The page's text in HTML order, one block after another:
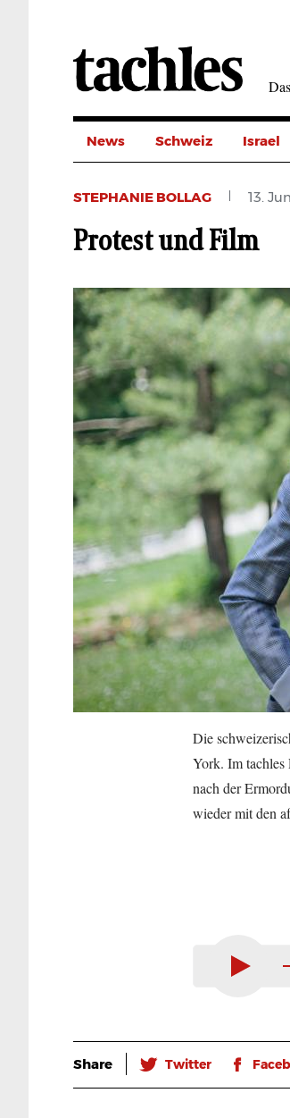
News Schweiz Israel
STEPHANIE BOLLAG 13.
Protest und Film
Die
York. Im tachles
nach der
wieder mit den
Share 🐦 Twitter 𝖿